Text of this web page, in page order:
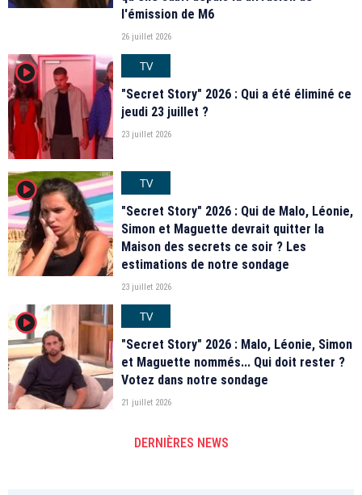
l'émission de M6
26 juillet 2026
player2
TV
"Secret Story" 2026 : Qui a été éliminé ce
jeudi 23 juillet ?
23 juillet 2026
player2
TV
"Secret Story" 2026 : Qui de Malo, Léonie,
Simon et Maguette devrait quitter la
Maison des secrets ce soir ? Les
estimations de notre sondage
23 juillet 2026
player2
TV
"Secret Story" 2026 : Malo, Léonie, Simon
et Maguette nommés... Qui doit rester ?
Votez dans notre sondage
21 juillet 2026
DERNIÈRES NEWS